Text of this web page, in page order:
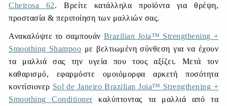
Cheirosa 62. Βρείτε κατάλληλα προϊόντα για θρέψη,
προστασία & περιποίηση των μαλλιών σας.
Ανακαλύψτε το σαμπουάν Brazilian Joia™ Strengthening +
Smoothing Shampoo με βελτιωμένη σύνθεση για να έχουν
τα μαλλιά σας την υγεία που τους αξίζει. Μετά τον
καθαρισμό, εφαρμόστε ομοιόμορφα αρκετή ποσότητα
κοντίσιονερ Sol de Janeiro Brazilian Joia™ Strengthening +
Smoothing
Conditionerκαλύπτοντας τα μαλλιά από τα